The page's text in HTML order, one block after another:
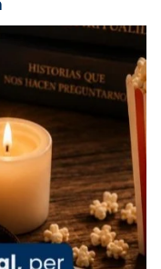
Vatican
news/2026-
papa-viaje-